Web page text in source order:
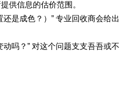
供信息的估价范围。
是成色？）” 专业回收商会给出
吗？” 对这个问题支支吾吾或不